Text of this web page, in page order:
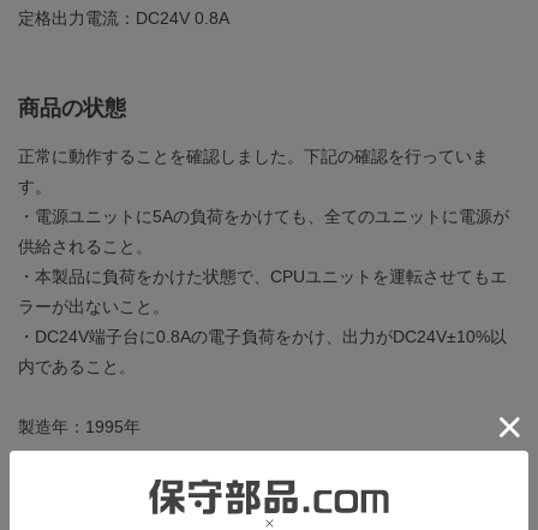
定格出力電流：DC24V 0.8A
商品の状態
正常に動作することを確認しました。下記の確認を行っていま
す。
・電源ユニットに5Aの負荷をかけても、全てのユニットに電源が
供給されること。
・本製品に負荷をかけた状態で、CPUユニットを運転させてもエ
ラーが出ないこと。
・DC24V端子台に0.8Aの電子負荷をかけ、出力がDC24V±10%以
内であること。
製造年：1995年
端子台にはショートバーが装着されています。